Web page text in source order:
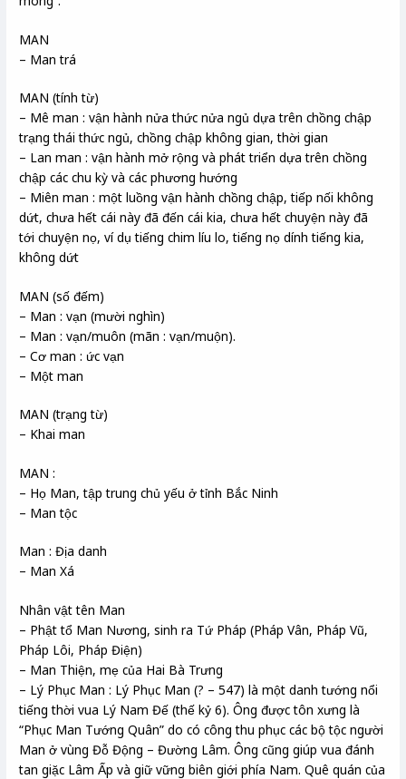
MAN
– Man trá
MAN (tính từ)
– Mê man : vận hành nửa thức nửa ngủ dựa trên chồng chập
trạng thái thức ngủ, chồng chập không gian, thời gian
– Lan man : vận hành mở rộng và phát triển dựa trên chồng
chập các chu kỳ và các phương hướng
– Miên man : một luồng vận hành chồng chập, tiếp nối không
dứt, chưa hết cái này đã đến cái kia, chưa hết chuyện này đã
tới chuyện nọ, ví dụ tiếng chim líu lo, tiếng nọ dính tiếng kia,
không dứt
MAN (số đếm)
– Man : vạn (mười nghìn)
– Man : vạn/muôn (mãn : vạn/muộn).
– Cơ man : ức vạn
– Một man
MAN (trạng từ)
– Khai man
MAN :
– Họ Man, tập trung chủ yếu ở tỉnh Bắc Ninh
– Man tộc
Man : Địa danh
– Man Xá
Nhân vật tên Man
– Phật tổ Man Nương, sinh ra Tứ Pháp (Pháp Vân, Pháp Vũ,
Pháp Lôi, Pháp Điện)
– Man Thiện, mẹ của Hai Bà Trưng
– Lý Phục Man : Lý Phục Man (? – 547) là một danh tướng nổi
tiếng thời vua Lý Nam Đế (thế kỷ 6). Ông được tôn xưng là
“Phục Man Tướng Quân” do có công thu phục các bộ tộc người
Man ở vùng Đỗ Động – Đường Lâm. Ông cũng giúp vua đánh
tan giặc Lâm Ấp và giữ vững biên giới phía Nam. Quê quán của